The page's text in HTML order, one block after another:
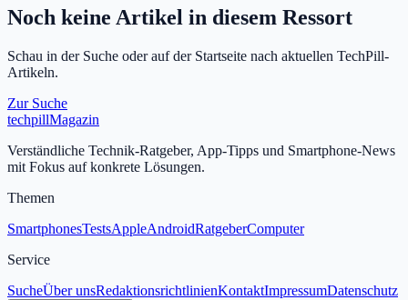
Noch keine Artikel in diesem Ressort
Schau in der Suche oder auf der Startseite nach aktuellen TechPill-
Artikeln.
Zur Suche
techpillMagazin
Verständliche Technik-Ratgeber, App-Tipps und Smartphone-News
mit Fokus auf konkrete Lösungen.
Themen
SmartphonesTestsAppleAndroidRatgeberComputer
Service
SucheÜber unsRedaktionsrichtlinienKontaktImpressumDatenschutz